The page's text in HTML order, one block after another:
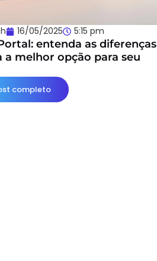
16/05/2025 5:15 pm
entenda as diferenças
a melhor opção para seu
completo